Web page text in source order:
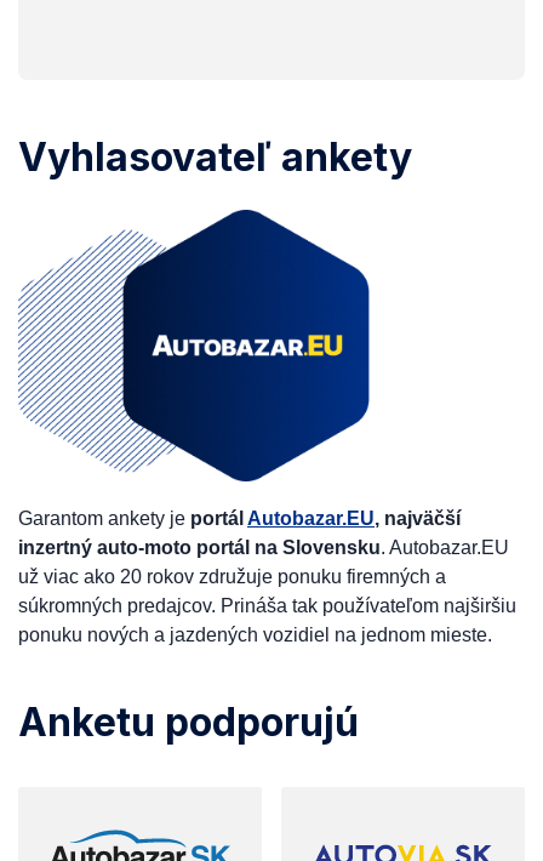
Vyhlasovateľ ankety
Garantom ankety je portál Autobazar.EU, najväčší
inzertný auto-moto portál na Slovensku. Autobazar.EU
už viac ako 20 rokov združuje ponuku firemných a
súkromných predajcov. Prináša tak používateľom najširšiu
ponuku nových a jazdených vozidiel na jednom mieste.
Anketu podporujú